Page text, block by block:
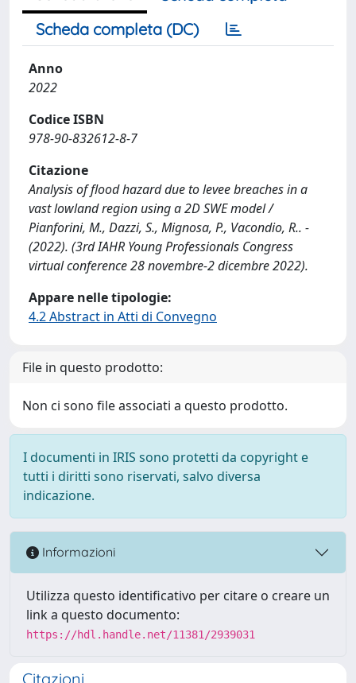
Scheda completa (DC)
Anno
2022
Codice ISBN
978-90-832612-8-7
Citazione
Analysis of flood hazard due to levee breaches in a
vast lowland region using a 2D SWE model /
Pianforini, M., Dazzi, S., Mignosa, P., Vacondio, R.. -
(2022). (3rd IAHR Young Professionals Congress
virtual conference 28 novembre-2 dicembre 2022).
Appare nelle tipologie:
4.2 Abstract in Atti di Convegno
File in questo prodotto:
Non ci sono file associati a questo prodotto.
I documenti in IRIS sono protetti da copyright e
tutti i diritti sono riservati, salvo diversa
indicazione.
Informazioni
Utilizza questo identificativo per citare o creare un
link a questo documento:
https://hdl.handle.net/11381/2939031
Citazioni